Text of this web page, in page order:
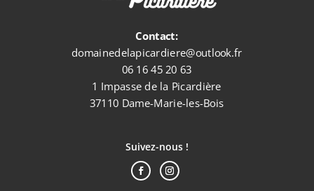
Contact:
domainedelapicardiere@outlook.fr
06 16 45 20 63
1 Impasse de la Picardière
37110 Dame-Marie-les-Bois
Suivez-nous !